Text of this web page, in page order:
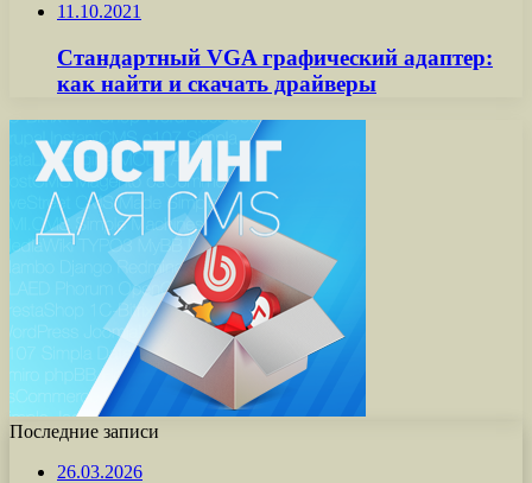
11.10.2021
Стандартный VGA графический адаптер:
как найти и скачать драйверы
Последние записи
26.03.2026